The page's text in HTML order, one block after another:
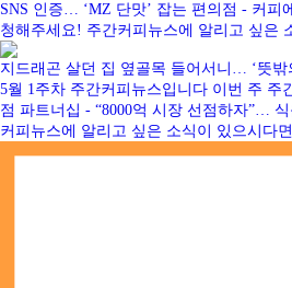
SNS 인증… ‘MZ 단맛’ 잡는 편의점 - 커
청해주세요! 주간커피뉴스에 알리고 싶은
지드래곤 살던 집 옆골목 들어서니… ‘뜻밖
5월 1주차 주간커피뉴스입니다 이번 주
점 파트너십 - “8000억 시장 선점하자”…
커피뉴스에 알리고 싶은 소식이 있으시다